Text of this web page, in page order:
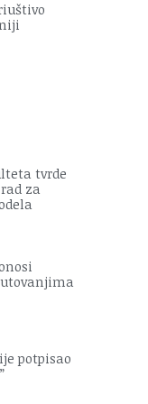
tvrde
za
potpisao